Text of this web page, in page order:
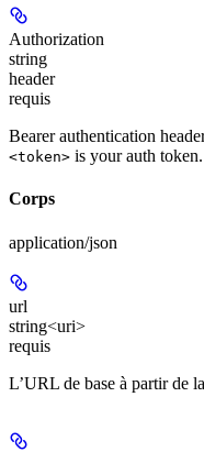
Authorization
string
header
requis
Bearer authentication
<token> is your auth token.
Corps
application/json
url
string<uri>
requis
L’URL de base à partir de